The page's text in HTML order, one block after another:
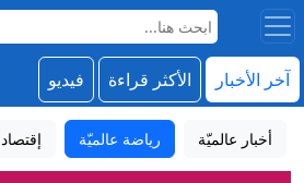
آخر الأخبار الأكثر قراءة فيديو
أخبار عالميّة رياضة عالميّة إقتصاد